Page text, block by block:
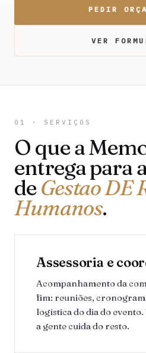
PEDIR
VER
01 · SERVIÇOS
O que a
entrega para
deGestao DE
Humanos.
Assessoria e
Acompanhamento da
fim: reuniões,
logística do dia do
a gente cuida do resto.